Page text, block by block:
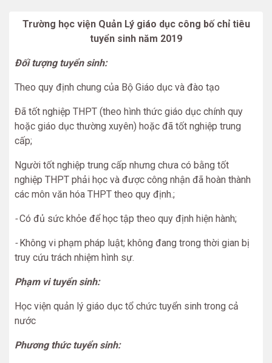
Trường học viện Quản Lý giáo dục công bố chỉ tiêu
tuyển sinh năm 2019
Đối tượng tuyển sinh:
Theo quy định chung của Bộ Giáo dục và đào tạo
Đã tốt nghiệp THPT (theo hình thức giáo dục chính quy
hoặc giáo dục thường xuyên) hoặc đã tốt nghiệp trung
cấp;
Người tốt nghiệp trung cấp nhưng chưa có bằng tốt
nghiệp THPT phải học và được công nhận đã hoàn thành
các môn văn hóa THPT theo quy định.;
-Có đủ sức khỏe để học tập theo quy định hiện hành;
-Không vi phạm pháp luật; không đang trong thời gian bị
truy cứu trách nhiệm hình sự.
Phạm vi tuyển sinh:
Học viện quản lý giáo dục tổ chức tuyển sinh trong cả
nước
Phương thức tuyển sinh: